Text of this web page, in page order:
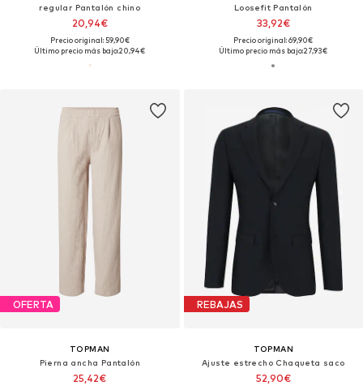
regular Pantalón chino
20,94€
Precio original: 59,90€
Último precio más bajo:20,94€
Loosefit Pantalón
33,92€
Precio original: 69,90€
Último precio más bajo:27,93€
OFERTA
TOPMAN
Pierna ancha Pantalón
25,42€
REBAJAS
TOPMAN
Ajuste estrecho Chaqueta saco
52,90€